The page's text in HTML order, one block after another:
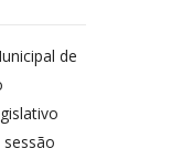
de